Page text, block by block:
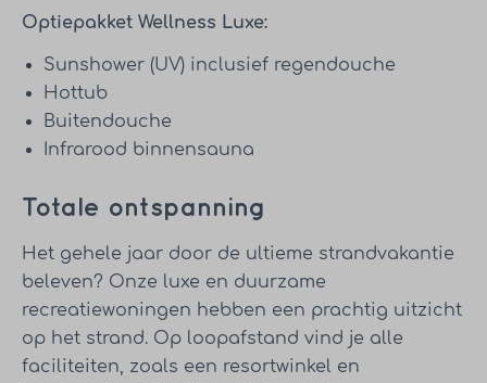
Optiepakket Wellness Luxe:
Sunshower (UV) inclusief regendouche
Hottub
Buitendouche
Infrarood binnensauna
Totale ontspanning
Het gehele jaar door de ultieme strandvakantie
beleven? Onze luxe en duurzame
recreatiewoningen hebben een prachtig uitzicht
op het strand. Op loopafstand vind je alle
faciliteiten, zoals een resortwinkel en